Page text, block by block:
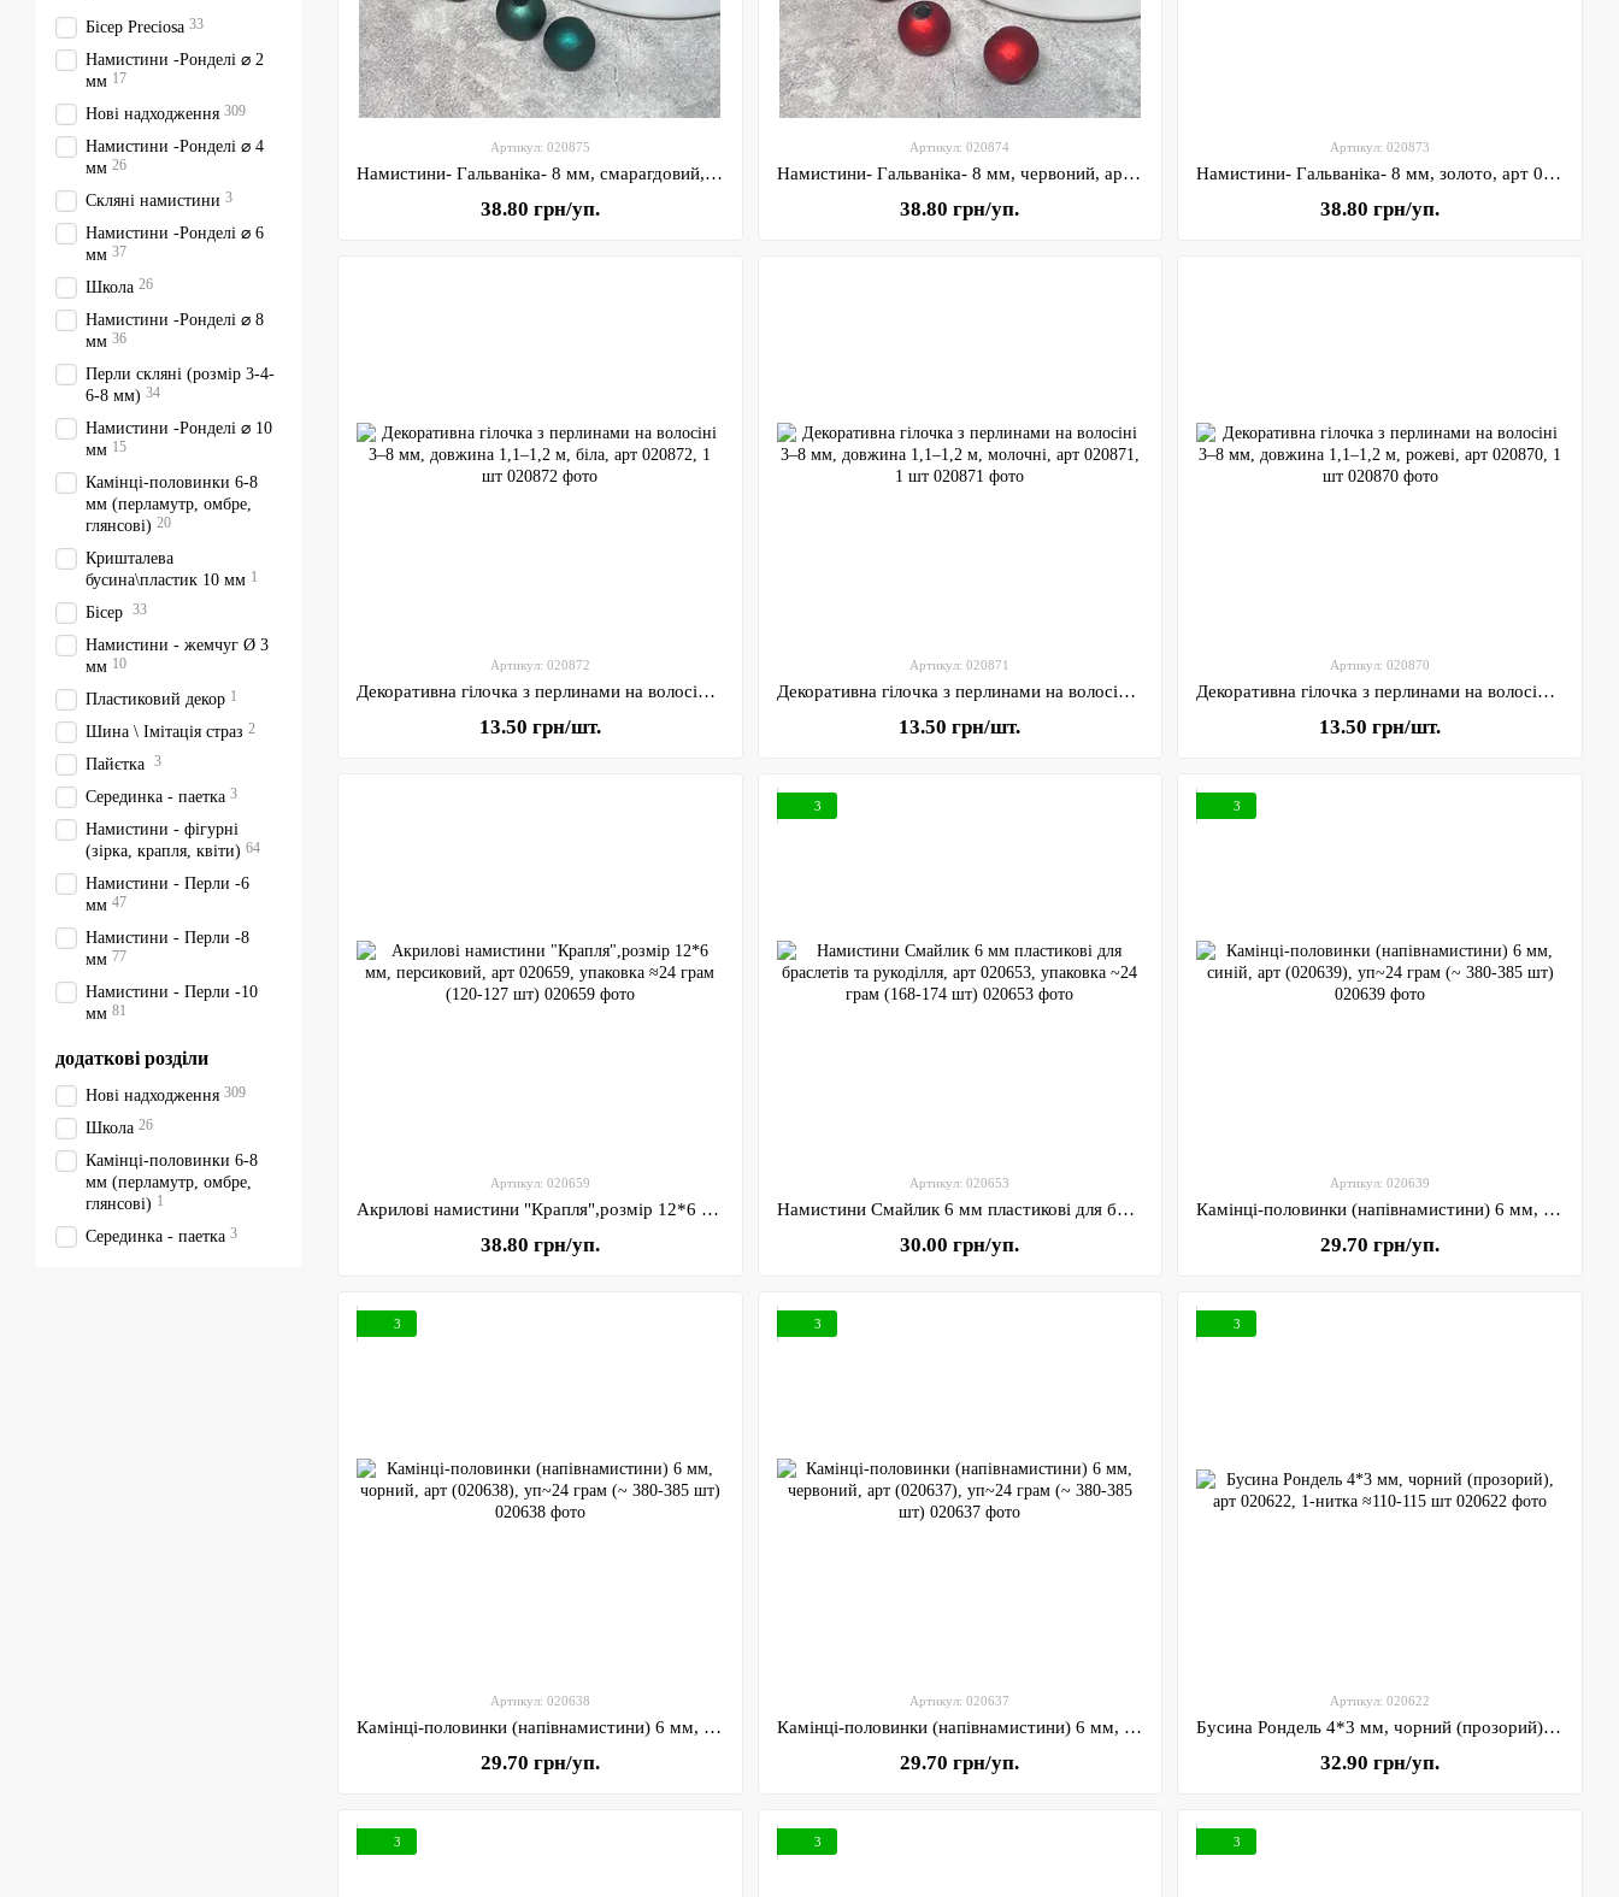
Артикул: 020875
Намистини- Гальваніка- 8 мм, смарагдовий, арт 020875, ≈24 грам упаковка -78-80 шт
38.80 грн/уп.
Артикул: 020874
Намистини- Гальваніка- 8 мм, червоний, арт 020874, ≈24 грам упаковка -78-80 шт
38.80 грн/уп.
Артикул: 020873
Намистини- Гальваніка- 8 мм, золото, арт 020873, ≈24 грам упаковка -78-80 шт
38.80 грн/уп.
Артикул: 020872
Декоративна гілочка з перлинами на волосіні 3–8 мм, довжина 1,1–1,2 м, біла, арт 020872, 1 шт
13.50 грн/шт.
Артикул: 020871
Декоративна гілочка з перлинами на волосіні 3–8 мм, довжина 1,1–1,2 м, молочні, арт 020871, 1 шт
13.50 грн/шт.
Артикул: 020870
Декоративна гілочка з перлинами на волосіні 3–8 мм, довжина 1,1–1,2 м, рожеві, арт 020870, 1 шт
13.50 грн/шт.
Артикул: 020659
Акрилові намистини "Крапля",розмір 12*6 мм, персиковий, арт 020659, упаковка ≈24 грам (120-127 шт)
38.80 грн/уп.
3
Артикул: 020653
Намистини Смайлик 6 мм пластикові для браслетів та рукоділля, арт 020653, упаковка ~24 грам (168-174 шт)
30.00 грн/уп.
3
Артикул: 020639
Камінці-половинки (напівнамистини) 6 мм, синій, арт (020639), уп~24 грам (~ 380-385 шт)
29.70 грн/уп.
3
Артикул: 020638
Камінці-половинки (напівнамистини) 6 мм, чорний, арт (020638), уп~24 грам (~ 380-385 шт)
29.70 грн/уп.
3
Артикул: 020637
Камінці-половинки (напівнамистини) 6 мм, червоний, арт (020637), уп~24 грам (~ 380-385 шт)
29.70 грн/уп.
3
Артикул: 020622
Бусина Рондель 4*3 мм, чорний (прозорий), арт 020622, 1-нитка ≈110-115 шт
32.90 грн/уп.
3 3 3
Бісер Preciosa 33
Намистини -Ронделі ⌀ 2
мм 17
Нові надходження 309
Намистини -Ронделі ⌀ 4
мм 26
Скляні намистини 3
Намистини -Ронделі ⌀ 6
мм 37
Школа 26
Намистини -Ронделі ⌀ 8
мм 36
Перли скляні (розмір 3-4-
6-8 мм) 34
Намистини -Ронделі ⌀ 10
мм 15
Камінці-половинки 6-8
мм (перламутр, омбре,
глянсові) 20
Кришталева
бусина\пластик 10 мм 1
Бісер 33
Намистини - жемчуг Ø 3
мм 10
Пластиковий декор 1
Шина \ Імітація страз 2
Пайєтка 3
Серединка - паетка 3
Намистини - фігурні
(зірка, крапля, квіти) 64
Намистини - Перли -6
мм 47
Намистини - Перли -8
мм 77
Намистини - Перли -10
мм 81
додаткові розділи
Нові надходження 309
Школа 26
Камінці-половинки 6-8
мм (перламутр, омбре,
глянсові) 1
Серединка - паетка 3